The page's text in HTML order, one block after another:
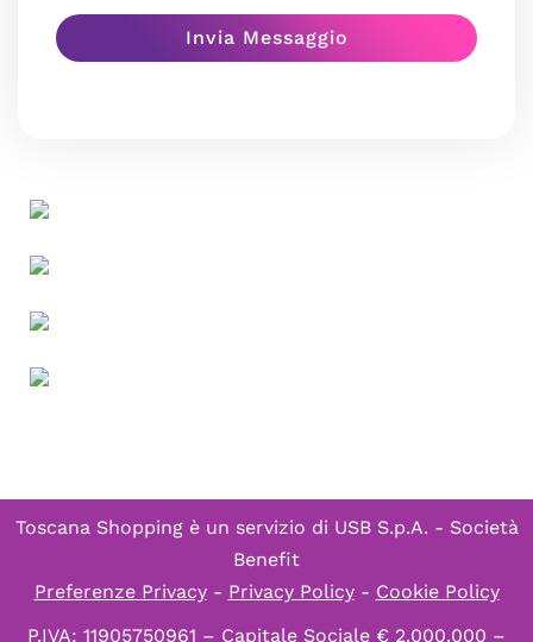
Toscana Shopping è un servizio di USB S.p.A. - Società
Benefit
Preferenze Privacy- Privacy Policy- Cookie Policy
P.IVA: 11905750961 – Capitale Sociale € 2.000.000 –